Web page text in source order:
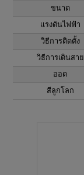
ขนาด
แรงดันไฟฟ้า
วิธีการติดตั้ง
วิธีการเดินสาย
ออด
สีลูกโลก